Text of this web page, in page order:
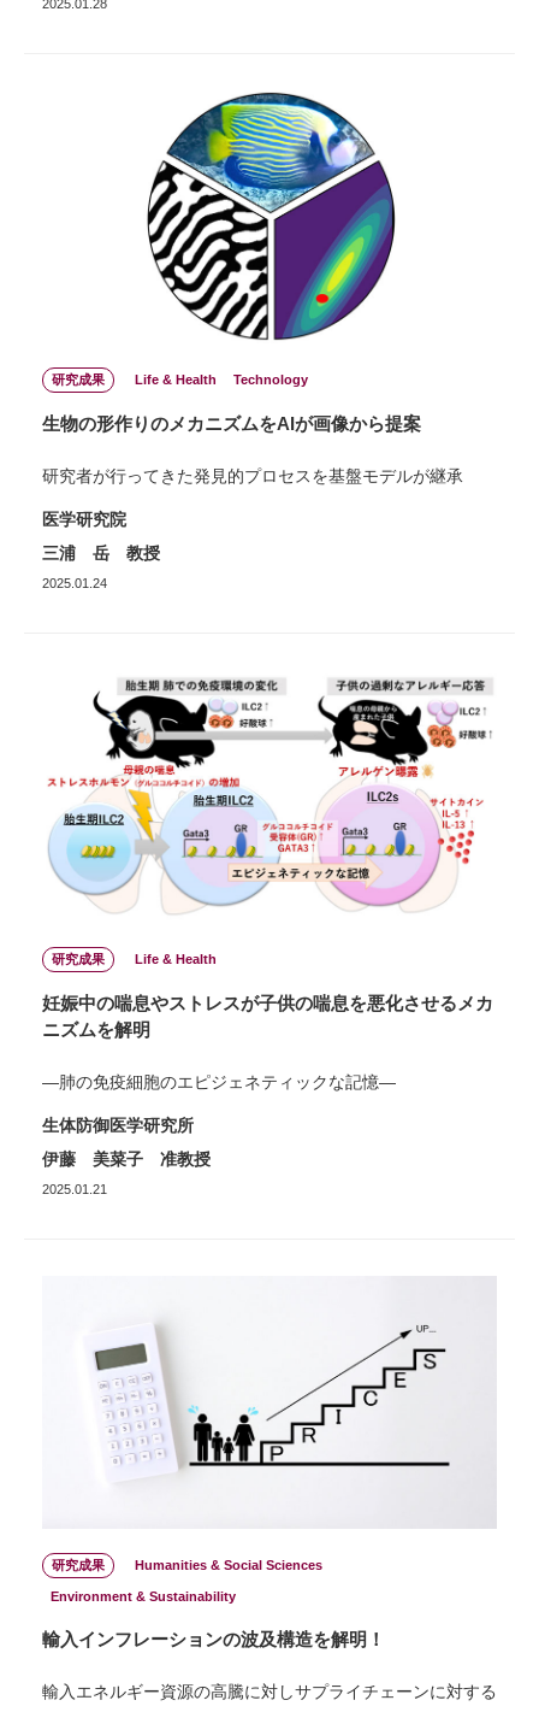
2025.01.28
研究成果 Life & Health Technology
生物の形作りのメカニズムをAIが画像から提案
研究者が行ってきた発見的プロセスを基盤モデルが継承
医学研究院
三浦 岳 教授
2025.01.24
研究成果 Life & Health
妊娠中の喘息やストレスが子供の喘息を悪化させるメカ
ニズムを解明
―肺の免疫細胞のエピジェネティックな記憶―
生体防御医学研究所
伊藤 美菜子 准教授
2025.01.21
研究成果 Humanities & Social Sciences
Environment & Sustainability
輸入インフレーションの波及構造を解明！
輸入エネルギー資源の高騰に対しサプライチェーンに対する